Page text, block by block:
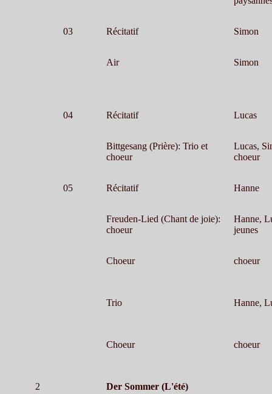
03 Récitatif Simon
Air Simon
04 Récitatif Lucas
Bittgesang (Prière): Trio et
choeur
Lucas,
choeur
05 Récitatif Hanne
Freuden-Lied (Chant de joie):
choeur
Hanne,
jeunes
Choeur choeur
Trio Hanne,
Choeur choeur
2
Der Sommer (L'été)